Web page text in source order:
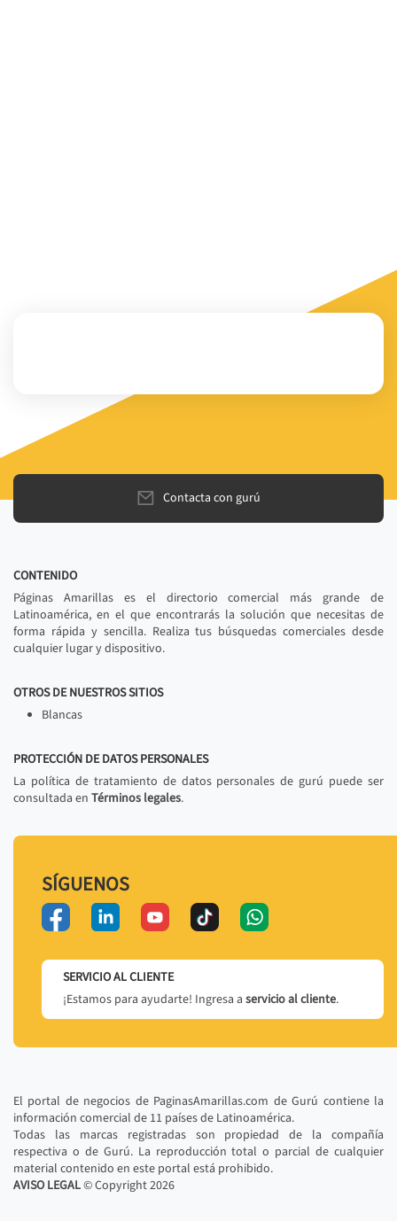
Contacta con gurú
CONTENIDO
Páginas Amarillas es el directorio comercial más grande de
Latinoamérica, en el que encontrarás la solución que necesitas de
forma rápida y sencilla. Realiza tus búsquedas comerciales desde
cualquier lugar y dispositivo.
OTROS DE NUESTROS SITIOS
Blancas
PROTECCIÓN DE DATOS PERSONALES
La política de tratamiento de datos personales de gurú puede ser
consultada en Términos legales.
SÍGUENOS
SERVICIO AL CLIENTE
¡Estamos para ayudarte! Ingresa a servicio al cliente.
El portal de negocios de PaginasAmarillas.com de Gurú contiene la
información comercial de 11 países de Latinoamérica.
Todas las marcas registradas son propiedad de la compañía
respectiva o de Gurú. La reproducción total o parcial de cualquier
material contenido en este portal está prohibido.
AVISO LEGAL© Copyright2026